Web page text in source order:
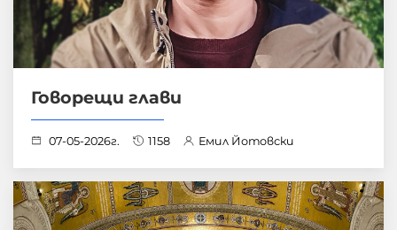
Говорещи глави
07-05-2026г. 1158 Емил Йотовски